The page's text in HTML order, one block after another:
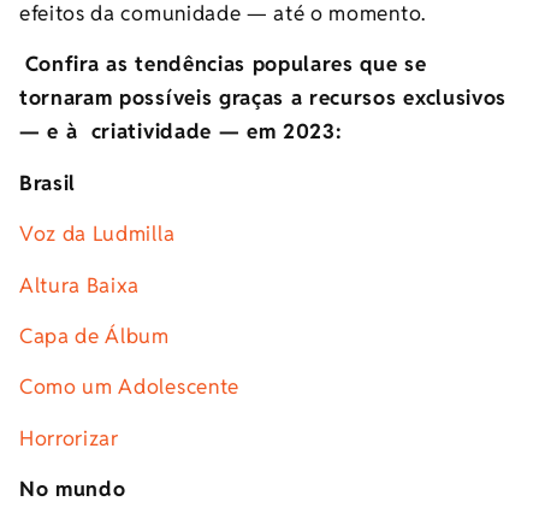
efeitos da comunidade —até o momento.
Confira as tendências populares que se
tornaram possíveis graças a recursos exclusivos
—e à criatividade — em 2023:
Brasil
Voz da Ludmilla
Altura Baixa
Capa de Álbum
Como um Adolescente
Horrorizar
No mundo